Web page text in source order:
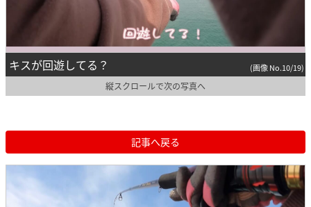
キスが回遊してる？ (画像 No.10/19)
縦スクロールで次の写真へ
記事へ戻る